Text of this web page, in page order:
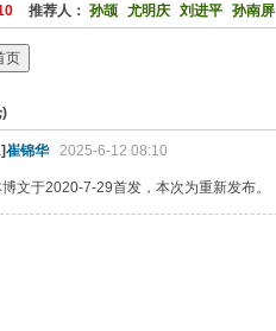
推荐人： 孙颉 尤明庆 刘进平 孙南屏
页
)
崔锦华 2025-6-12 08:10
文于2020-7-29首发，本次为重新发布。